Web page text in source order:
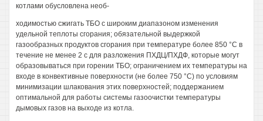
котлами обусловлена необ-
ходимостью сжигать ТБО с широким диапазоном изменения
удельной теплоты сгорания; обязательной выдержкой
газообразных продуктов сгорания при температуре более 850 °С в
течение не менее 2 с для разложения ПХДЦ/ПХДФ, которые могут
образовываться при горении ТБО; ограничением их температуры на
входе в конвективные поверхности (не более 750 °С) по условиям
минимизации шлакования этих поверхностей; поддержанием
оптимальной для работы системы газоочистки температуры
дымовых газов на выходе из котла.